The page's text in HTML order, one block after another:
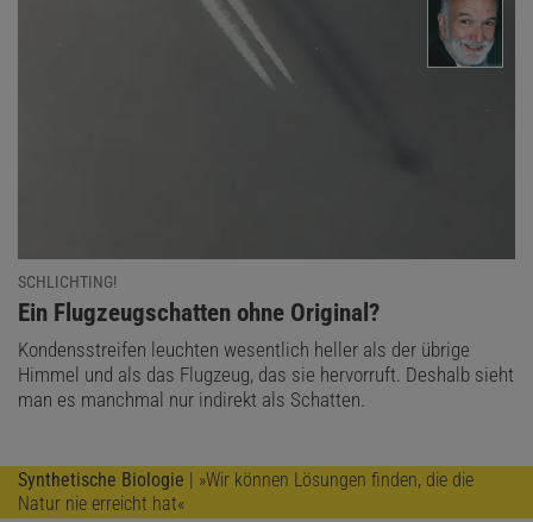
SCHLICHTING!
:
Ein Flugzeugschatten ohne Original?
Kondensstreifen leuchten wesentlich heller als der übrige
Himmel und als das Flugzeug, das sie hervorruft. Deshalb sieht
man es manchmal nur indirekt als Schatten.
Synthetische Biologie | »Wir können Lösungen finden, die die
Natur nie erreicht hat«